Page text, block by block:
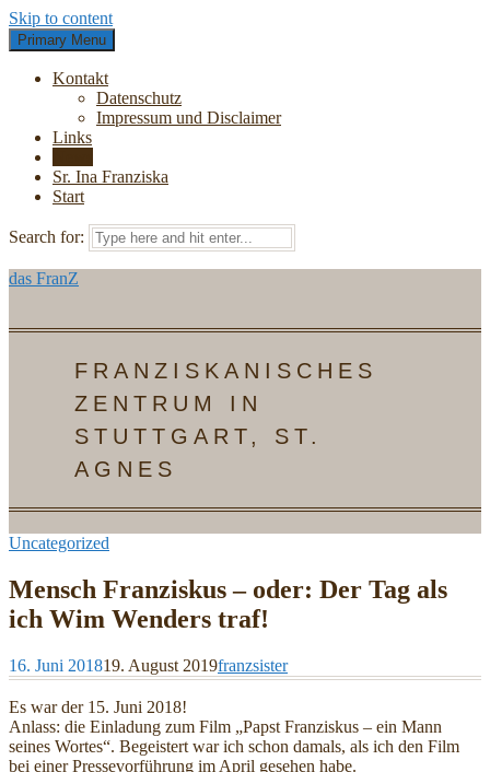
Skip to content
Primary Menu
Kontakt
Datenschutz
Impressum und Disclaimer
Links
Sr. Ina Franziska
Start
Search for:
das FranZ
FRANZISKANISCHES
ZENTRUM IN
STUTTGART, ST.
AGNES
Uncategorized
Mensch Franziskus – oder: Der Tag als
ich Wim Wenders traf!
16. Juni 201819. August 2019franzsister
Es war der 15. Juni 2018!
Anlass: die Einladung zum Film „Papst Franziskus – ein Mann
seines Wortes“. Begeistert war ich schon damals, als ich den Film
bei einer Pressevorführung im April gesehen habe.